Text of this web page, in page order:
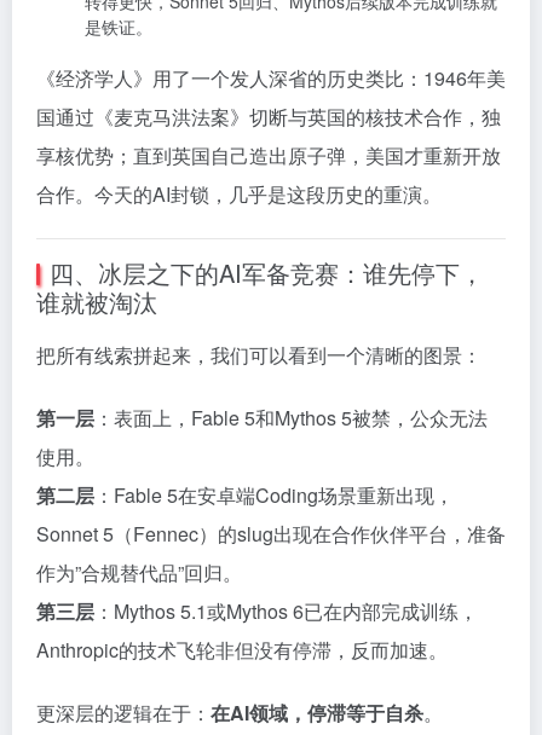
是铁证。
《经济学人》用了一个发人深省的历史类比：1946年美
国通过《麦克马洪法案》切断与英国的核技术合作，独
享核优势；直到英国自己造出原子弹，美国才重新开放
合作。今天的AI封锁，几乎是这段历史的重演。
四、冰层之下的AI军备竞赛：谁先停下，
谁就被淘汰
把所有线索拼起来，我们可以看到一个清晰的图景：
第一层 ：表面上，Fable 5和Mythos 5被禁，公众无法
使用。
第二层 ：Fable 5在安卓端Coding场景重新出现，
Sonnet 5（Fennec）的slug出现在合作伙伴平台，准备
作为”合规替代品”回归。
第三层 ：Mythos 5.1或Mythos 6已在内部完成训练，
Anthropic的技术飞轮非但没有停滞，反而加速。
更深层的逻辑在于： 在AI领域，停滞等于自杀。